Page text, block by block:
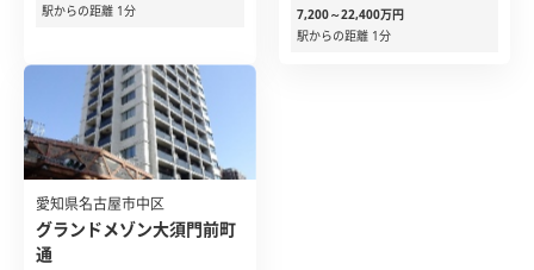
駅からの距離 1分
7,200～22,400万円
駅からの距離 1分
愛知県名古屋市中区
グランドメゾン大須門前町
通